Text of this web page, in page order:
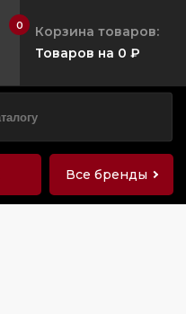
0
Корзина товаров:
Товаров на 0 ₽
Все бренды